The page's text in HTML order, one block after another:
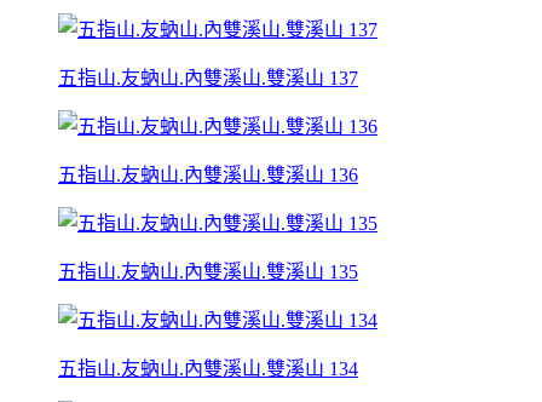
五指山.友蚋山.內雙溪山.雙溪山 137
五指山.友蚋山.內雙溪山.雙溪山 136
五指山.友蚋山.內雙溪山.雙溪山 135
五指山.友蚋山.內雙溪山.雙溪山 134